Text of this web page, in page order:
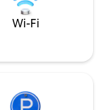
Wi-Fi